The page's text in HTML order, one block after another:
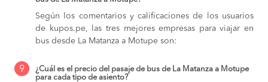
Según los comentarios y calificaciones de los usuarios
de kupos.pe, las tres mejores empresas para viajar en
bus desde La Matanza a Motupe son:
9
¿Cuál es el precio del pasaje de bus de La Matanza a Motupe
para cada tipo de asiento?